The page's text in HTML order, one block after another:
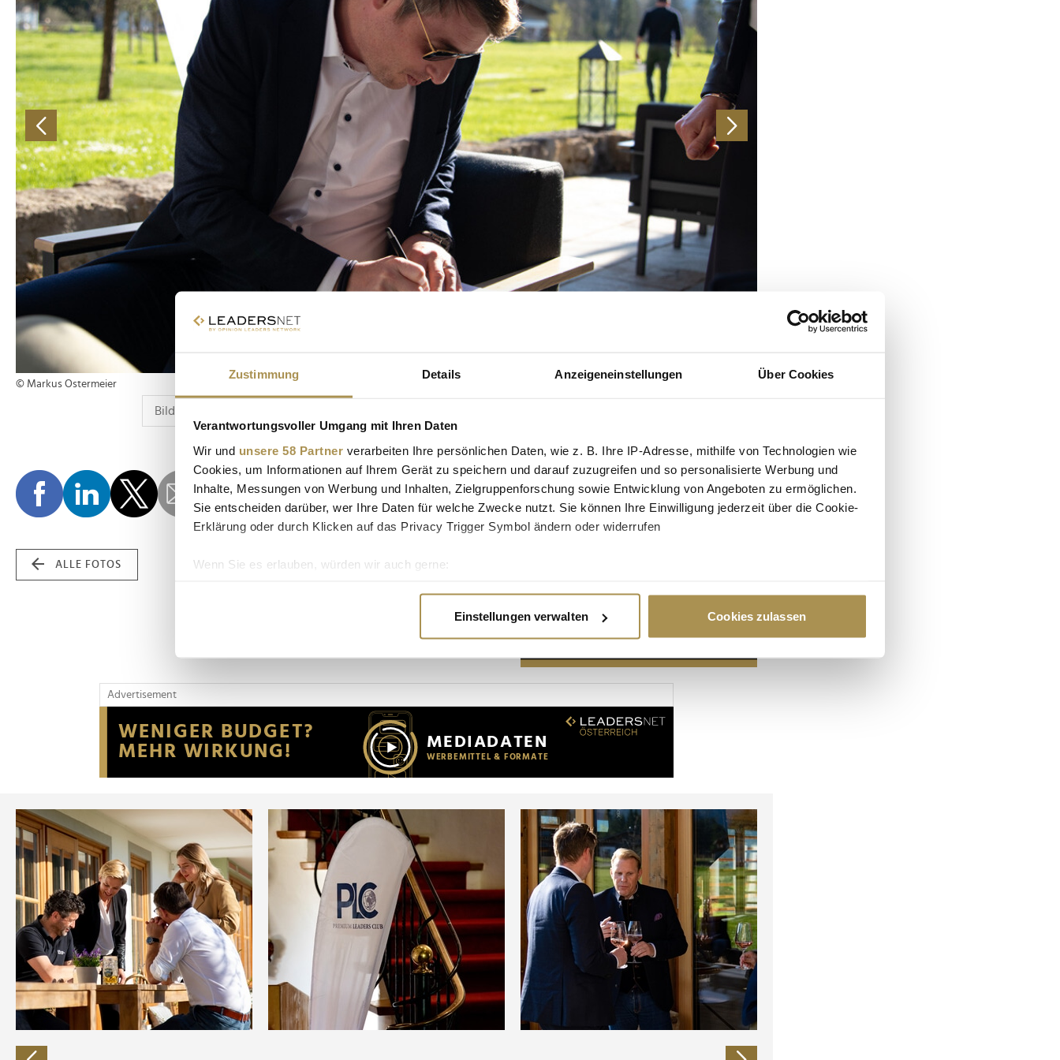
Zustimmung Details Anzeigeneinstellungen Über Cookies
Verantwortungsvoller Umgang mit Ihren Daten
Wir und unsere 58 Partner verarbeiten Ihre persönlichen Daten, wie z. B. Ihre IP-Adresse, mithilfe von Technologien wie
Cookies, um Informationen auf Ihrem Gerät zu speichern und darauf zuzugreifen und so personalisierte Werbung und
Inhalte, Messungen von Werbung und Inhalten, Zielgruppenforschung sowie Entwicklung von Angeboten zu ermöglichen.
Sie entscheiden darüber, wer Ihre Daten für welche Zwecke nutzt. Sie können Ihre Einwilligung jederzeit über die Cookie-
Erklärung oder durch Klicken auf das Privacy Trigger Symbol ändern oder widerrufen
Wenn Sie es erlauben, würden wir auch gerne:
Erfahren Sie mehr darüber, wie Ihre persönlichen Daten verarbeitet werden, und legen Sie Ihre Präferenzen im
Wir verwenden Cookies, um Inhalte und Anzeigen zu personalisieren, Funktionen für soziale Medien anbieten zu können
Website an unsere Partner für soziale Medien, Werbung und Analysen weiter. Unsere Partner führen diese Informationen
möglicherweise mit weiteren Daten zusammen, die Sie ihnen bereitgestellt haben oder die sie im Rahmen Ihrer Nutzung
der Dienste gesammelt haben.
Einstellungen verwalten Cookies zulassen
© Markus Ostermeier
ALLE FOTOS
Advertisement
Advertisement